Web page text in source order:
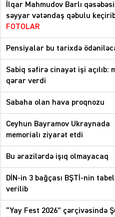
İlqar Mahmudov Barlı
səyyar vətəndaş qəbulu
FOTOLAR
Pensiyalar bu tarixdə
Sabiq səfirə cinayət işi açılıb:
qərar verdi
Sabaha olan hava proqnozu
Ceyhun Bayramov Ukraynada
memorialı ziyarət etdi
Bu ərazilərdə işıq olmayacaq
DİN-in 3 bağçası BŞTİ-nin
verilib
“Yay Fest 2026” çərçivəsində